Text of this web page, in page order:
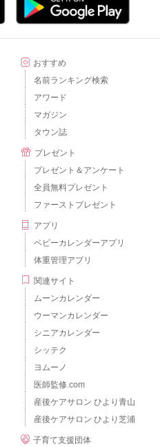
おすすめ
名前ランキング検索
アワード
マガジン
タウン誌
プレゼント
プレゼント＆アンケート
全員無料プレゼント
ファーストプレゼント
アプリ
ベビーカレンダーアプリ
体重管理アプリ
関連サイト
ムーンカレンダー
ウーマンカレンダー
シニアカレンダー
シッテク
ヨムーノ
医師監修.com
産後ケアサロン ひより青山
産後ケアサロン ひより芝浦
子育て支援団体